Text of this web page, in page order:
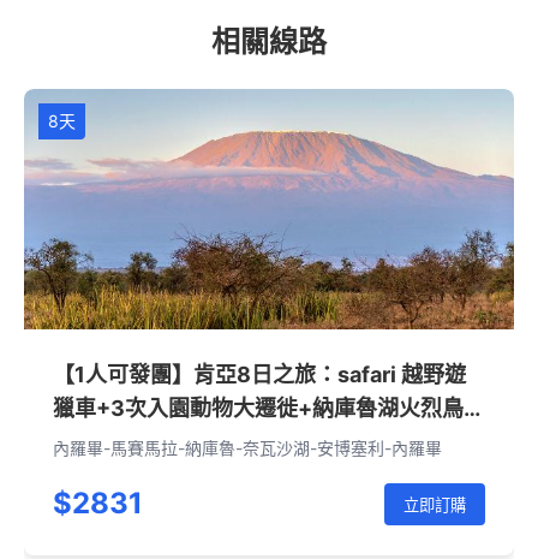
相關線路
8天
【1人可發團】肯亞8日之旅：safari 越野遊
獵車+3次入園動物大遷徙+納庫魯湖火烈鳥
+乞力馬扎羅雪山（內羅畢進出）
內羅畢-馬賽馬拉-納庫魯-奈瓦沙湖-安博塞利-內羅畢
$2831 立即訂購